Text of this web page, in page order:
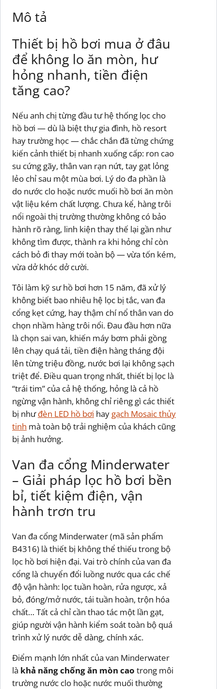
Mô tả
Thiết bị hồ bơi mua ở đâu
để không lo ăn mòn, hư
hỏng nhanh, tiền điện
tăng cao?
Nếu anh chị từng đầu tư hệ thống lọc cho
hồ bơi — dù là biệt thự gia đình, hồ resort
hay trường học — chắc chắn đã từng chứng
kiến cảnh thiết bị nhanh xuống cấp: ron cao
su cứng gãy, thân van rạn nứt, tay gạt lỏng
lẻo chỉ sau một mùa bơi. Lý do đa phần là
do nước clo hoặc nước muối hồ bơi ăn mòn
vật liệu kém chất lượng. Chưa kể, hàng trôi
nổi ngoài thị trường thường không có bảo
hành rõ ràng, linh kiện thay thế lại gần như
không tìm được, thành ra khi hỏng chỉ còn
cách bỏ đi thay mới toàn bộ — vừa tốn kém,
vừa dở khóc dở cười.
Tôi làm kỹ sư hồ bơi hơn 15 năm, đã xử lý
không biết bao nhiêu hệ lọc bị tắc, van đa
cổng kẹt cứng, hay thậm chí nổ thân van do
chọn nhầm hàng trôi nổi. Đau đầu hơn nữa
là chọn sai van, khiến máy bơm phải gồng
lên chạy quá tải, tiền điện hàng tháng đội
lên từng triệu đồng, nước bơi lại không sạch
triệt để. Điều quan trọng nhất, thiết bị lọc là
“trái tim” của cả hệ thống, hỏng là cả hồ
ngừng vận hành, không chỉ riêng gì các thiết
bị nhưđèn LED hồ bơi hay gạch Mosaic thủy
tinh mà toàn bộ trải nghiệm của khách cũng
bị ảnh hưởng.
Van đa cổng Minderwater
– Giải pháp lọc hồ bơi bền
bỉ, tiết kiệm điện, vận
hành trơn tru
Van đa cổng Minderwater (mã sản phẩm
B4316) là thiết bị không thể thiếu trong bộ
lọc hồ bơi hiện đại. Vai trò chính của van đa
cổng là chuyển đổi luồng nước qua các chế
độ vận hành: lọc tuần hoàn, rửa ngược, xả
bỏ, đóng/mở nước, tái tuần hoàn, trộn hóa
chất… Tất cả chỉ cần thao tác một lần gạt,
giúp người vận hành kiểm soát toàn bộ quá
trình xử lý nước dễ dàng, chính xác.
Điểm mạnh lớn nhất của van Minderwater
là khả năng chống ăn mòn cao trong môi
trường nước clo hoặc nước muối thường